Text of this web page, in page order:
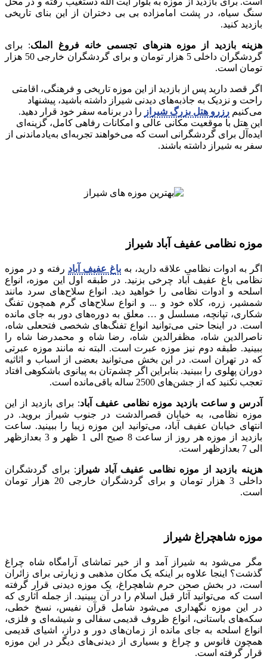
سنگ سیاه، در پشت امامزاده بی بی دختران از این بنای تاریخی
بازدید کنید.
هزینه بازدید از موزه هنرهای تجسمی خانه فروغ الملک: برای
گردشگران داخلی 5 هزار تومان و برای گردشگران خارجی 50 هزار
تومان است.
اگر قصد دارید پس از بازدید از این موزه تاریخی و فرهنگی، اقامتی
راحت و نزدیک به جاذبه‌های دیدنی شیراز داشته باشید، پیشنهاد
می‌کنیم رزرو هتل بزرگ شیراز را در برنامه سفر خود قرار دهید.
این هتل با موقعیت مکانی عالی و امکانات رفاهی کامل، گزینه‌ای
ایده‌آل برای گردشگرانی است که می‌خواهند تجربه‌ای به‌یادماندنی از
سفر به شیراز داشته باشند.
موزه نظامی عفیف آباد شیراز
اگر به ادوات نظامی علاقه دارید، به باغ عفیف آباد رفته و در موزه
نظامی باغ عفیف آباد چرخی بزنید. در طبقه اول این موزه، انواع
اسلحه و ادوات نظامی را خواهید دید. انواع سلاح‌های سرد مانند
شمشیر، زره، کلاه خود و ... و انواع سلاح‌های گرم همچون تفنگ
شکاری، تپانچه، مسلسل و … معلق به دوره‌های دور به جای مانده
است. در اینجا حتی می‌توانید انواع تفنگ‌های شخصی فتحعلی شاه،
ناصرالدین شاه، مظفرالدین شاه، رضا شاه و محمدرضا شاه را
ببینید. طبقه دوم نیز موزه عبرت است. البته نه مانند موزه عبرتی
که در تهران است. در این بخش می‌توانید بعضی از اسباب و اثاثیه
دوران پهلوی را ببینید. بنابراین اگر چشم‌تان به پیانوی باشکوهی افتاد
تعجب نکنید که از جشن‌های 2500 ساله باقی‌مانده است.
آدرس و ساعت بازدید موزه نظامی عفیف آباد: برای بازدید از این
موزه نظامی، به خیابان قصرالدشت در جنوب شیراز بروید. در
انتهای خیابان عفیف آباد، می‌توانید این موزه زیبا را ببینید. ساعت
بازدید از موزه هر روز از ساعت 8 صبح الی 1 ظهر و 3 بعدازظهر
الی 7 بعدازظهر است.
هزینه بازدید از موزه نظامی عفیف آباد شیراز : برای گردشگران
داخلی 3 هزار تومان و برای گردشگران خارجی 20 هزار تومان
است.
موزه شاهچراغ شیراز
مگر می‌شود به شیراز آمد و از خیر تماشای آرامگاه شاه چراغ
گذشت؟ اینجا علاوه بر اینکه یک مکان مذهبی و زیارتی برای زائران
است، در بخش صحن حرم شاهچراغ، یک موزه دیدنی قرار گرفته
است که می‌توانید آثار قبل اسلام را در آن ببینید. از جمله آثاری که
در این موزه نگهداری می‌شود شامل قرآن نفیس، نسخ خطی،
سکه‌های باستانی، انواع ظروف قدیمی سفالی و شیشه‌ای و فلزی،
انواع اسلحه به جای مانده از زمان‌های دور و دراز، اشیای قدیمی
همچون فانوس و چراغ و بسیاری از دیدنی‌های دیگر در این موزه
قرار گرفته است.